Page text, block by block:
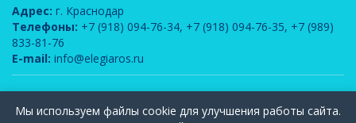
Адрес: г. Краснодар
Телефоны: +7 (918) 094-76-34, +7 (918) 094-76-35, +7 (989)
833-81-76
E-mail: info@elegiaros.ru
Вся информация, содержащаяся на данном сайте, является интеллектуальной
Мы используем файлы cookie для улучшения работы сайта.